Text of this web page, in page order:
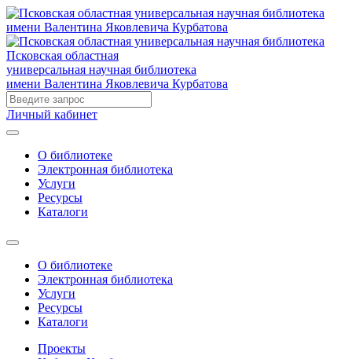
Псковская областная
универсальная научная библиотека
имени Валентина Яковлевича Курбатова
Личный кабинет
О библиотеке
Электронная библиотека
Услуги
Ресурсы
Каталоги
О библиотеке
Электронная библиотека
Услуги
Ресурсы
Каталоги
Проекты